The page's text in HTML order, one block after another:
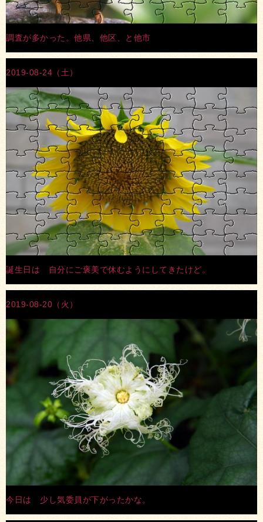
調査が多かった。他県、他区、と他市
2019-08-24（土）
誕生日は 自分にご褒美で休むようにしてきたけど。
2019-08-20（火）
今日は 少し気委員が下がったかな。